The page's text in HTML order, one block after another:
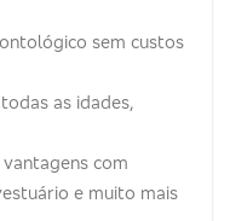
sem custos
as idades,
com
e muito mais